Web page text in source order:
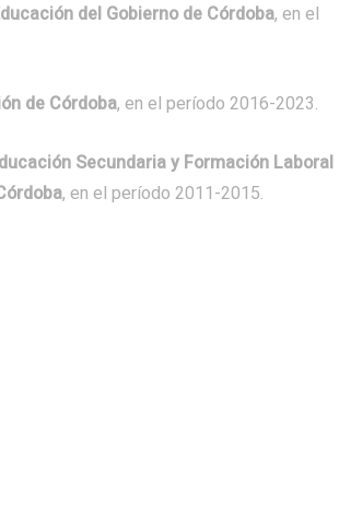
del Gobierno de Córdoba, en el
de Córdoba, en el período 2016-2023.
Secundaria y Formación Laboral
, en el período 2011-2015.